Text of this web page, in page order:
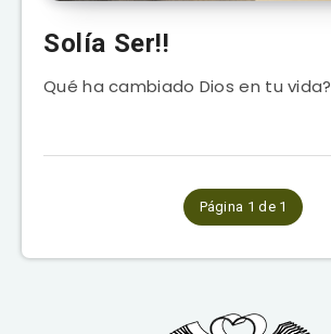
Solía Ser!!
Qué ha cambiado Dios en tu vida?
Página 1 de 1